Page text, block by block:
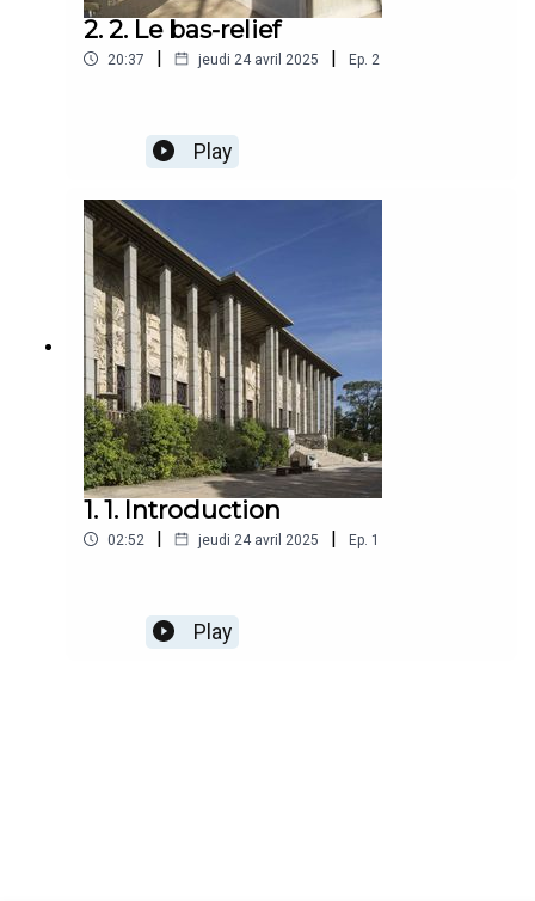
2. 2. Le bas-relief
20:37 | jeudi 24 avril 2025 | Ep. 2
Play
1. 1. Introduction
02:52 | jeudi 24 avril 2025 | Ep. 1
Play